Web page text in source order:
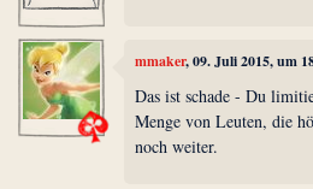
mmaker, 09. Juli 2015, um
Das ist schade - Du
Menge von Leuten, die
noch weiter.